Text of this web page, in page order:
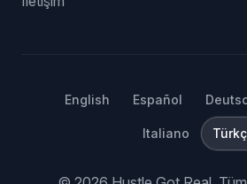
English Español
Italiano